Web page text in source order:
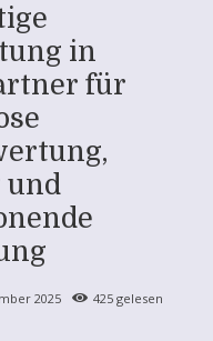
in
für
und
2025 425 gelesen